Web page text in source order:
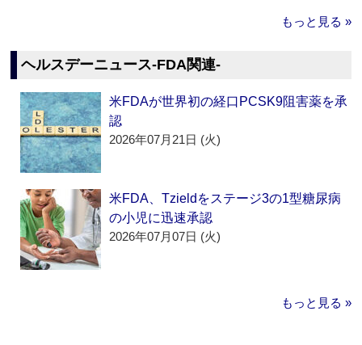
もっと見る »
ヘルスデーニュース‐FDA関連‐
米FDAが世界初の経口PCSK9阻害薬を承
認
2026年07月21日 (火)
米FDA、Tzieldをステージ3の1型糖尿病
の小児に迅速承認
2026年07月07日 (火)
もっと見る »